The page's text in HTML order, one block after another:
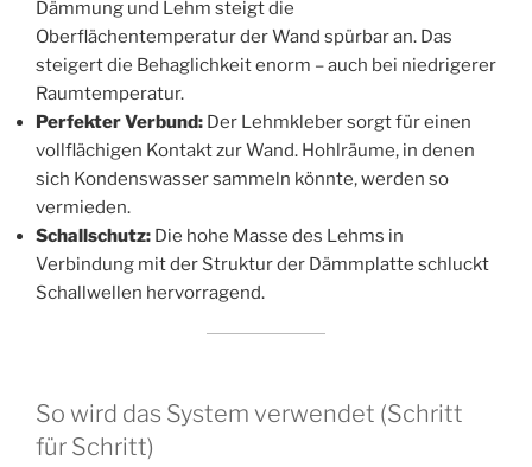
Dämmung und Lehm steigt die
Oberflächentemperatur der Wand spürbar an. Das
steigert die Behaglichkeit enorm – auch bei niedrigerer
Raumtemperatur.
Perfekter Verbund: Der Lehmkleber sorgt für einen
vollflächigen Kontakt zur Wand. Hohlräume, in denen
sich Kondenswasser sammeln könnte, werden so
vermieden.
Schallschutz: Die hohe Masse des Lehms in
Verbindung mit der Struktur der Dämmplatte schluckt
Schallwellen hervorragend.
So wird das System verwendet (Schritt
für Schritt)